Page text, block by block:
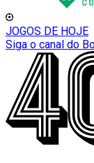
JOGOS DE HOJE
Siga o canal do